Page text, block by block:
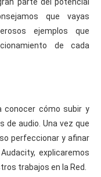
que vayas
ejemplos que
de cada
cómo subir y
audio. Una vez que
perfeccionar y afinar
explicaremos
trabajos en la Red.